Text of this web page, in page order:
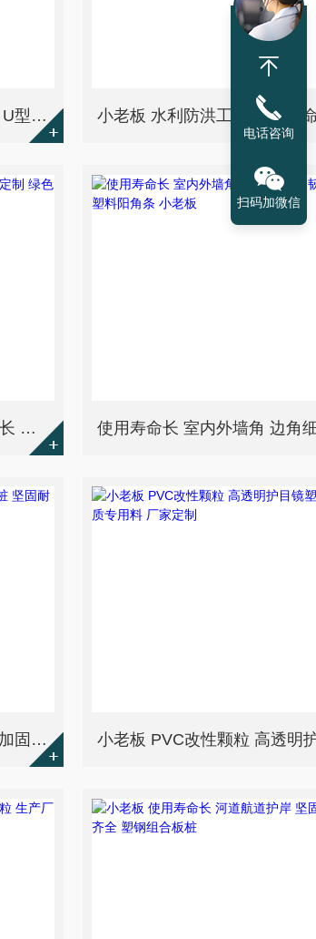
使用寿命长 结构稳定 承载力强 U型塑钢板桩 小老板
小老板 PVC塑钢板桩 使用寿命长 厂家定制 绿色环保 海岸工程专用
小老板 双孔塑钢板桩 基坑防护加固板桩 坚固耐用使用寿命长
电话咨询
扫码加微信